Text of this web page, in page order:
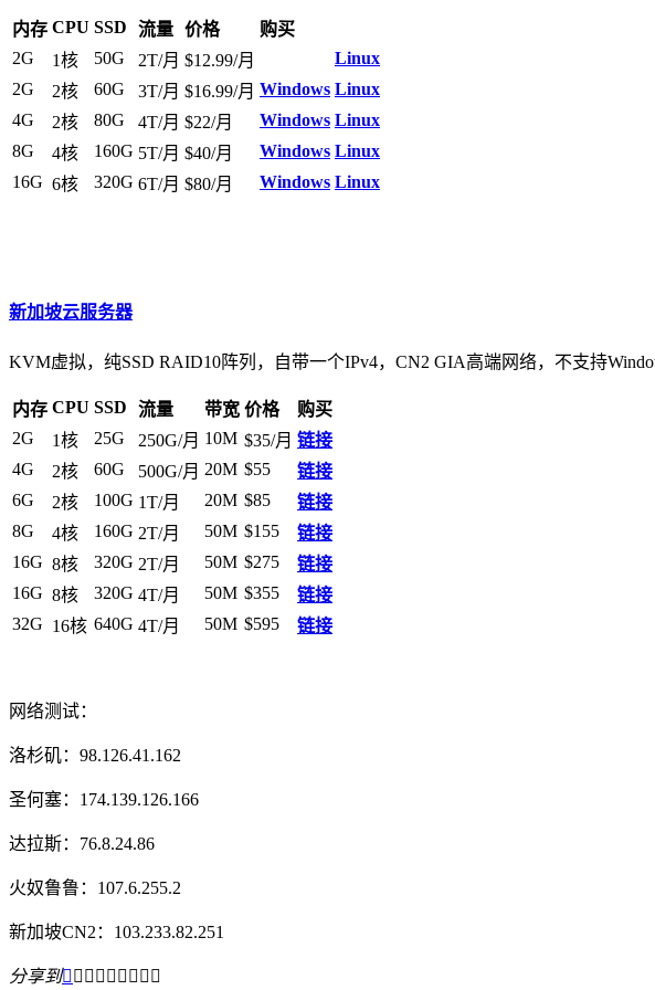
内存 CPU SSD 流量 价格
购买
2G
1核 50G 2T/月 $12.99/月
Linux
2G
2核 60G 3T/月 $16.99/月 Windows Linux
4G
2核 80G 4T/月 $22/月 Windows Linux
8G
4核 160G 5T/月 $40/月 Windows Linux
16G 6核 320G 6T/月 $80/月 Windows Linux
新加坡云服务器
KVM虚拟，纯SSD RAID10阵列，自带一个IPv4，CN2 GIA高端网络，不支持
内存 CPU SSD 流量 带宽 价格
购买
2G
1核 25G 250G/月 10M $35/月 链接
4G
2核 60G 500G/月 20M $55
链接
6G
2核 100G 1T/月 20M $85
链接
8G
4核 160G 2T/月 50M $155
链接
16G 8核 320G 2T/月 50M $275
链接
16G 8核 320G 4T/月 50M $355
链接
32G 16核 640G 4T/月 50M $595 链接
网络测试：
洛杉矶：98.126.41.162
圣何塞：174.139.126.166
达拉斯：76.8.24.86
火奴鲁鲁：107.6.255.2
新加坡CN2：103.233.82.251
分享到        